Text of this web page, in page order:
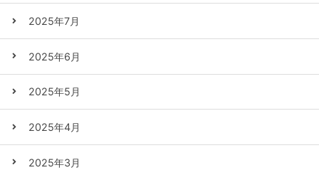
2025年7月
2025年6月
2025年5月
2025年4月
2025年3月